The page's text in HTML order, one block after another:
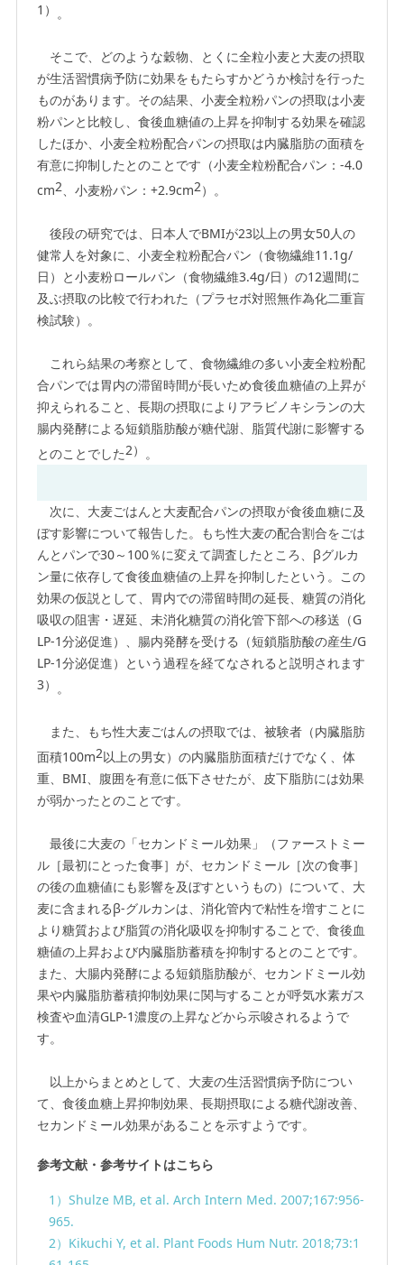
1） 。
そこで、どのような穀物、とくに全粒小麦と大麦の摂取
が生活習慣病予防に効果をもたらすかどうか検討を行った
ものがあります。その結果、小麦全粒粉パンの摂取は小麦
粉パンと比較し、食後血糖値の上昇を抑制する効果を確認
したほか、小麦全粒粉配合パンの摂取は内臓脂肪の面積を
有意に抑制したとのことです（小麦全粒粉配合パン：-4.0
cm2、小麦粉パン：+2.9cm2）。
後段の研究では、日本人でBMIが23以上の男女50人の
健常人を対象に、小麦全粒粉配合パン（食物繊維11.1g/
日）と小麦粉ロールパン（食物繊維3.4g/日）の12週間に
及ぶ摂取の比較で行われた（プラセボ対照無作為化二重盲
検試験）。
これら結果の考察として、食物繊維の多い小麦全粒粉配
合パンでは胃内の滞留時間が長いため食後血糖値の上昇が
抑えられること、長期の摂取によりアラビノキシランの大
腸内発酵による短鎖脂肪酸が糖代謝、脂質代謝に影響する
とのことでした2） 。
次に、大麦ごはんと大麦配合パンの摂取が食後血糖に及
ぼす影響について報告した。もち性大麦の配合割合をごは
んとパンで30～100％に変えて調査したところ、βグルカ
ン量に依存して食後血糖値の上昇を抑制したという。この
効果の仮説として、胃内での滞留時間の延長、糖質の消化
吸収の阻害・遅延、未消化糖質の消化管下部への移送（G
LP-1分泌促進）、腸内発酵を受ける（短鎖脂肪酸の産生/G
LP-1分泌促進）という過程を経てなされると説明されます
3） 。
また、もち性大麦ごはんの摂取では、被験者（内臓脂肪
面積100m2以上の男女）の内臓脂肪面積だけでなく、体
重、BMI、腹囲を有意に低下させたが、皮下脂肪には効果
が弱かったとのことです。
最後に大麦の「セカンドミール効果」（ファーストミー
ル［最初にとった食事］が、セカンドミール［次の食事］
の後の血糖値にも影響を及ぼすというもの）について、大
麦に含まれるβ-グルカンは、消化管内で粘性を増すことに
より糖質および脂質の消化吸収を抑制することで、食後血
糖値の上昇および内臓脂肪蓄積を抑制するとのことです。
また、大腸内発酵による短鎖脂肪酸が、セカンドミール効
果や内臓脂肪蓄積抑制効果に関与することが呼気水素ガス
検査や血清GLP-1濃度の上昇などから示唆されるようで
す。
以上からまとめとして、大麦の生活習慣病予防につい
て、食後血糖上昇抑制効果、長期摂取による糖代謝改善、
セカンドミール効果があることを示すようです。
参考文献・参考サイトはこちら
1）Shulze MB, et al. Arch Intern Med. 2007;167:956-
965.
2）Kikuchi Y, et al. Plant Foods Hum Nutr. 2018;73:1